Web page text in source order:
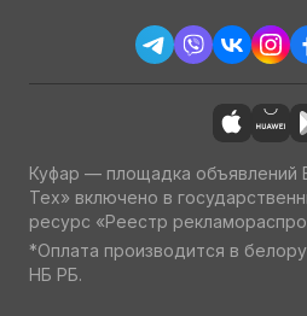
Куфар — площадка объявлений
Тех» включено в
ресурс «Реестр
*Оплата производится в
НБ РБ.